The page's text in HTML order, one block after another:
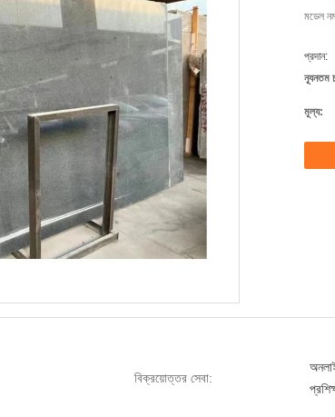
মডেল
প্রদান:
ন্যূনতম
মূল্য:
বিক্রয়োত্তর সেবা: